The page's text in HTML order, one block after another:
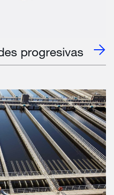
progresivas